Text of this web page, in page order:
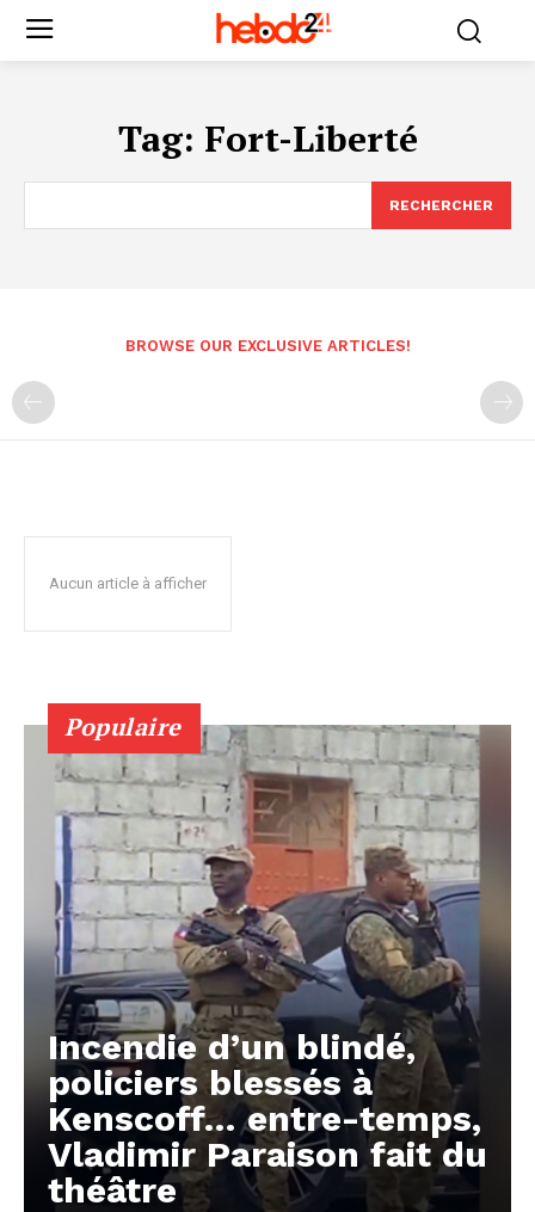
Tag: Fort-Liberté
RECHERCHER
BROWSE OUR EXCLUSIVE ARTICLES!
Aucun article à afficher
Populaire
Incendie d’un blindé,
policiers blessés à
Kenscoff… entre-temps,
Vladimir Paraison fait du
théâtre